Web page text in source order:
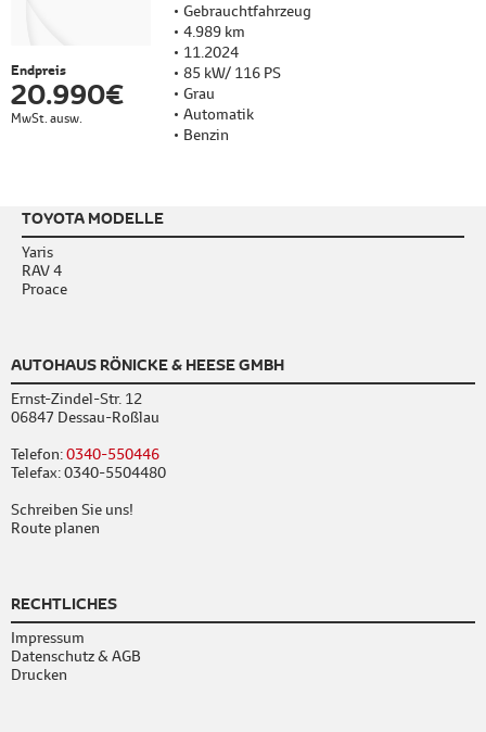
Endpreis
20.990 €
MwSt. ausw.
Gebrauchtfahrzeug
4.989 km
11.2024
85 kW/ 116 PS
Grau
Automatik
Benzin
TOYOTA MODELLE
Yaris
RAV 4
Proace
AUTOHAUS RÖNICKE & HEESE GMBH
Ernst-Zindel-Str. 12
06847 Dessau-Roßlau
Telefon:0340-550446
Telefax: 0340-5504480
Schreiben Sie uns!
Route planen
RECHTLICHES
Impressum
Datenschutz & AGB
Drucken